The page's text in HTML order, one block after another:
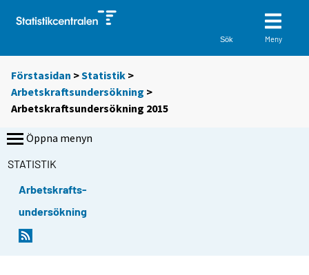
Sök Meny
Förstasidan >Statistik >
Arbetskraftsundersökning >
Arbetskraftsundersökning 2015
Öppna menyn
STATISTIK
Arbetskrafts-
undersökning